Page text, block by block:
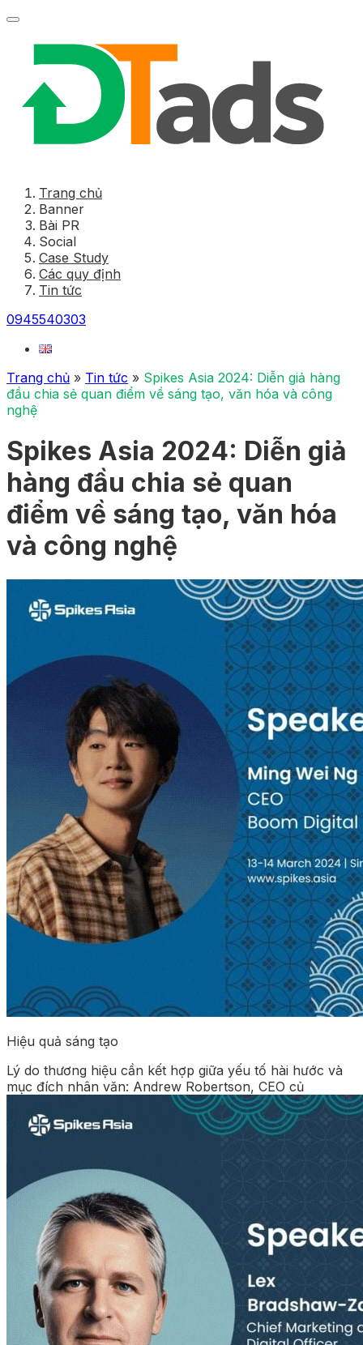
Trang chủ
Banner
Bài PR
Social
Case Study
Các quy định
Tin tức
0945540303
Trang chủ » Tin tức » Spikes Asia 2024: Diễn giả hàng
đầu chia sẻ quan điểm về sáng tạo, văn hóa và công
nghệ
Spikes Asia 2024: Diễn giả
hàng đầu chia sẻ quan
điểm về sáng tạo, văn hóa
và công nghệ
Hiệu quả sáng tạo
Lý do thương hiệu cần kết hợp giữa yếu tố hài hước và
mục đích nhân văn: Andrew Robertson, CEO củ